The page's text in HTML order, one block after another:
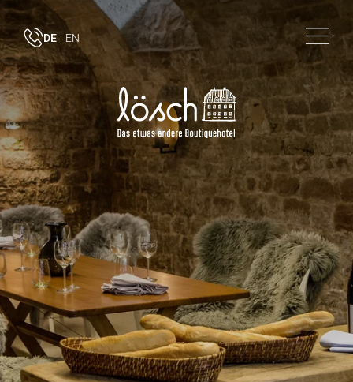
DE EN